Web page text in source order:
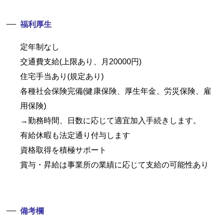
福利厚生
定年制なし
交通費支給(上限あり、月20000円)
住宅手当あり(規定あり)
各種社会保険完備(健康保険、厚生年金、労災保険、雇
用保険)
→勤務時間、日数に応じて適宜加入手続きします。
有給休暇も法定通り付与します
資格取得を積極サポート
賞与・昇給は事業所の業績に応じて支給の可能性あり
備考欄